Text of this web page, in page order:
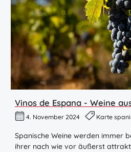
Vinos de Espana - Weine
4. November 2024 Karte
Spanische Weine werden immer
ihrer nach wie vor äußerst